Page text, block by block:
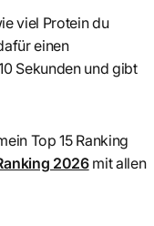
viel Protein du
einen
Sekunden und gibt
Top 15 Ranking
2026mit allen